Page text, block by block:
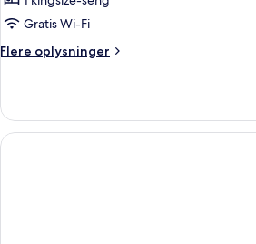
Gratis Wi-Fi
Flere oplysninger
Flere
-
kingsize-